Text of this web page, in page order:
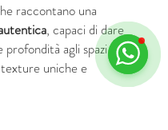
raccontano una
, capaci di dare
agli spazi
texture uniche e